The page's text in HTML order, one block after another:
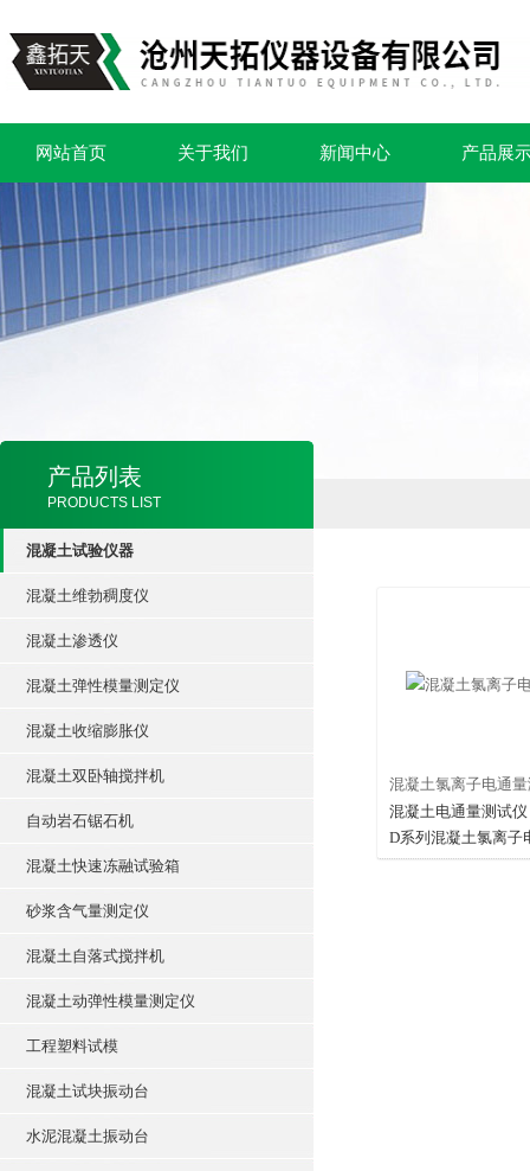
网站首页 关于我们 新闻中心 产品展
产品列表
PRODUCTS LIST
混凝土试验仪器
混凝土维勃稠度仪
混凝土渗透仪
混凝土弹性模量测定仪
混凝土收缩膨胀仪
混凝土双卧轴搅拌机
自动岩石锯石机
混凝土快速冻融试验箱
砂浆含气量测定仪
混凝土自落式搅拌机
混凝土动弹性模量测定仪
工程塑料试模
混凝土试块振动台
水泥混凝土振动台
混凝土氯离子电通
混凝土电通量测试仪 [产品简介] HL
D系列混凝土氯离子
我公司自主开发的